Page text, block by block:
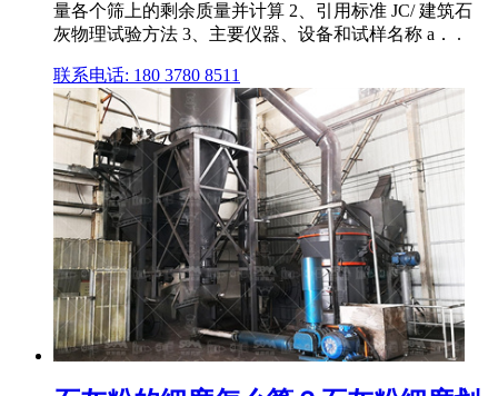
量各个筛上的剩余质量并计算 2、引用标准 JC/ 建筑石
灰物理试验方法 3、主要仪器、设备和试样名称 a． .
联系电话: 180 3780 8511